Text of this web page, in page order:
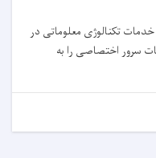
تکنالوژی معلوماتی در
خدمات سرور اختصاصی را به